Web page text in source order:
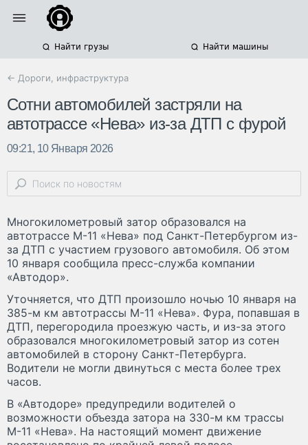
Найти грузы Найти машины
← Дороги, инфраструктура
Сотни автомобилей застряли на
автотрассе «Нева» из-за ДТП с фурой
09:21, 10 Января 2026
Многокилометровый затор образовался на
автотрассе М-11 «Нева» под Санкт-Петербургом из-
за ДТП с участием грузового автомобиля. Об этом
10 января сообщила пресс-служба компании
«Автодор».
Уточняется, что ДТП произошло ночью 10 января на
385-м км автотрассы М-11 «Нева». Фура, попавшая в
ДТП, перегородила проезжую часть, и из-за этого
образовался многокилометровый затор из сотен
автомобилей в сторону Санкт-Петербурга.
Водители не могли двинуться с места более трех
часов.
В «Автодоре» предупредили водителей о
возможности объезда затора на 330-м км трассы
М-11 «Нева». На настоящий момент движение